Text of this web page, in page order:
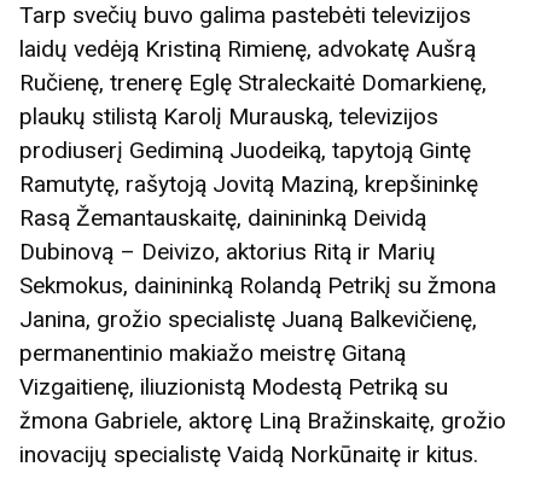
Tarp svečių buvo galima pastebėti televizijos
laidų vedėją Kristiną Rimienę, advokatę Aušrą
Ručienę, trenerę Eglę Straleckaitė Domarkienę,
plaukų stilistą Karolį Murauską, televizijos
prodiuserį Gediminą Juodeiką, tapytoją Gintę
Ramutytę, rašytoją Jovitą Maziną, krepšininkę
Rasą Žemantauskaitę, dainininką Deividą
Dubinovą – Deivizo, aktorius Ritą ir Marių
Sekmokus, dainininką Rolandą Petrikį su žmona
Janina, grožio specialistę Juaną Balkevičienę,
permanentinio makiažo meistrę Gitaną
Vizgaitienę, iliuzionistą Modestą Petriką su
žmona Gabriele, aktorę Liną Bražinskaitę, grožio
inovacijų specialistę Vaidą Norkūnaitę ir kitus.